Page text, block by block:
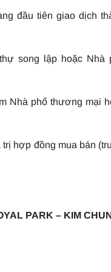
đầu tiên giao dịch
song lập hoặc Nhà
Nhà phố thương mại
trị hợp đồng mua bán
PARK – KIM